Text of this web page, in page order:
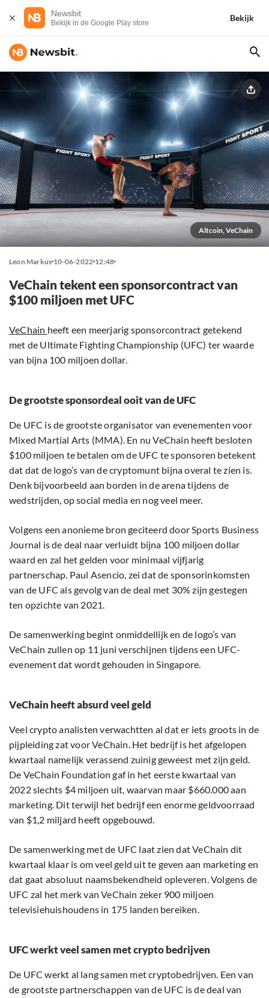
Newsbit
Bekijk in de Google Play store
Bekijk
Altcoin, VeChain
Leon Markus 10-06-2022 12:48
VeChain tekent een sponsorcontract van
$100 miljoen met UFC
VeChain heeft een meerjarig sponsorcontract getekend
met de Ultimate Fighting Championship (UFC) ter waarde
van bijna 100 miljoen dollar.
De grootste sponsordeal ooit van de UFC
De UFC is de grootste organisator van evenementen voor
Mixed Martial Arts (MMA). En nu VeChain heeft besloten
$100 miljoen te betalen om de UFC te sponsoren betekent
dat dat de logo’s van de cryptomunt bijna overal te zien is.
Denk bijvoorbeeld aan borden in de arena tijdens de
wedstrijden, op social media en nog veel meer.
Volgens een anonieme bron geciteerd door Sports Business
Journal is de deal naar verluidt bijna 100 miljoen dollar
waard en zal het gelden voor minimaal vijfjarig
partnerschap. Paul Asencio, zei dat de sponsorinkomsten
van de UFC als gevolg van de deal met 30% zijn gestegen
ten opzichte van 2021.
De samenwerking begint onmiddellijk en de logo’s van
VeChain zullen op 11 juni verschijnen tijdens een UFC-
evenement dat wordt gehouden in Singapore.
VeChain heeft absurd veel geld
Veel crypto analisten verwachtten al dat er iets groots in de
pijpleiding zat voor VeChain. Het bedrijf is het afgelopen
kwartaal namelijk verassend zuinig geweest met zijn geld.
De VeChain Foundation gaf in het eerste kwartaal van
2022 slechts $4 miljoen uit, waarvan maar $660.000 aan
marketing. Dit terwijl het bedrijf een enorme geldvoorraad
van $1,2 miljard heeft opgebouwd.
De samenwerking met de UFC laat zien dat VeChain dit
kwartaal klaar is om veel geld uit te geven aan marketing en
dat gaat absoluut naamsbekendheid opleveren. Volgens de
UFC zal het merk van VeChain zeker 900 miljoen
televisiehuishoudens in 175 landen bereiken.
UFC werkt veel samen met crypto bedrijven
De UFC werkt al lang samen met cryptobedrijven. Een van
de grootste partnerschappen van de UFC is de deal van